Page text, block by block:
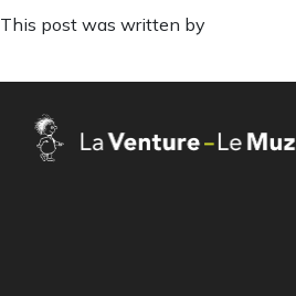
This post was written by